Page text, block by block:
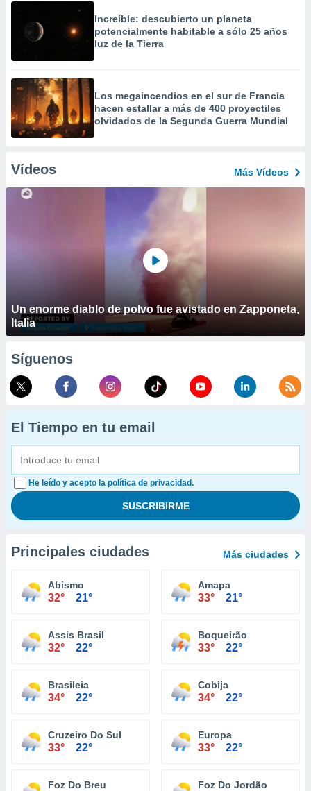
Increíble: descubierto un planeta
potencialmente habitable a sólo 25 años
luz de la Tierra
Los megaincendios en el sur de Francia
hacen estallar a más de 400 proyectiles
olvidados de la Segunda Guerra Mundial
Vídeos Más Vídeos
Un enorme diablo de polvo fue avistado en Zapponeta,
Italia
Síguenos
El Tiempo en tu email
He leído y acepto la política de privacidad.
Principales ciudades Más ciudades
Abismo
32° 21°
Amapa
33° 21°
Assis Brasil
32° 22°
Boqueirão
33° 22°
Brasileia
34° 22°
Cobija
34° 22°
Cruzeiro Do Sul
33° 22°
Europa
33° 22°
Foz Do Breu Foz Do Jordão